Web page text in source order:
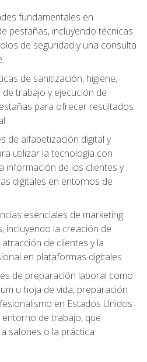
fundamentales en
pestañas, incluyendo técnicas
de seguridad y una consulta
de sanitización, higiene,
trabajo y ejecución de
para ofrecer resultados
de alfabetización digital y
utilizar la tecnología con
información de los clientes y
digitales en entornos de
esenciales de marketing
incluyendo la creación de
de clientes y la
en plataformas digitales.
de preparación laboral como
u hoja de vida, preparación
en Estados Unidos
de trabajo, que
salones o la práctica